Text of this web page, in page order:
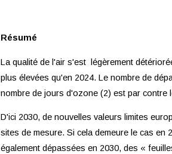
Résumé
La qualité de l'air s'est légèrement
plus élevées qu'en 2024. Le nombre de
nombre de jours d'ozone (2) est par contre
D'ici 2030, de nouvelles valeurs limites
sites de mesure. Si cela demeure le cas
également dépassées en 2030, des «